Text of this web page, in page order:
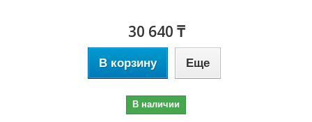
30 640 ₸
В корзину Еще
В наличии